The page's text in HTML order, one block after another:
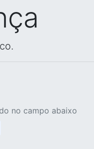
no campo abaixo